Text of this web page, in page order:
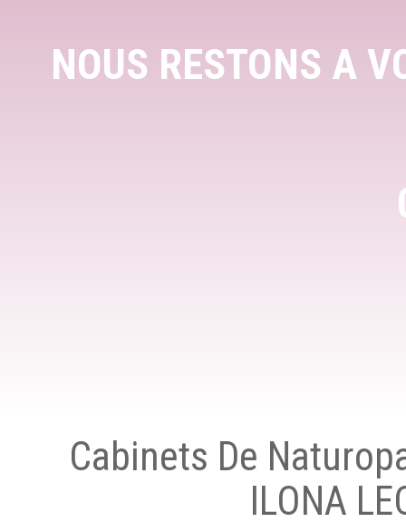
NOUS RESTONS A
Cabinets De
ILONA